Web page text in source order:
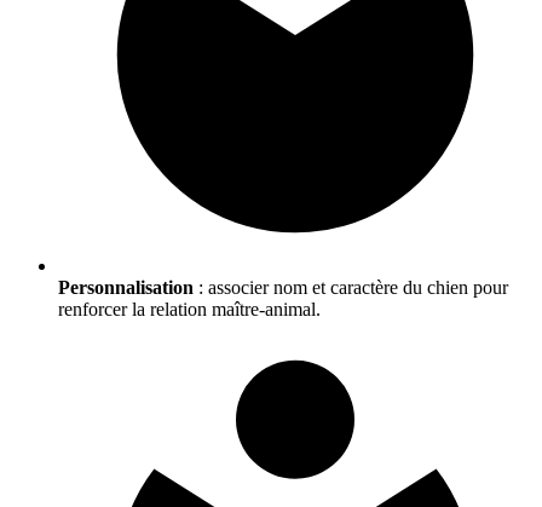
Personnalisation : associer nom et caractère du chien pour
renforcer la relation maître-animal.